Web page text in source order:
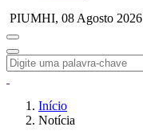
PIUMHI, 08 Agosto 2026
Início
Notícia